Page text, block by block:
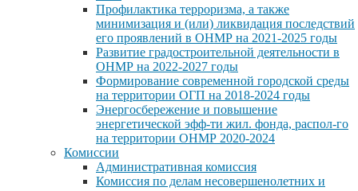
Профилактика терроризма, а также
минимизация и (или) ликвидация последствий
его проявлений в ОНМР на 2021-2025 годы
Развитие градостроительной деятельности в
ОНМР на 2022-2027 годы
Формирование современной городской среды
на территории ОГП на 2018-2024 годы
Энергосбережение и повышение
энергетической эфф-ти жил. фонда, распол-го
на территории ОНМР 2020-2024
Комиссии
Административная комиссия
Комиссия по делам несовершенолетних и